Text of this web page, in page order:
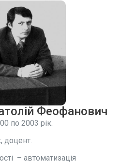
Феофанович
по 2003 рік.
доцент.
– автоматизація